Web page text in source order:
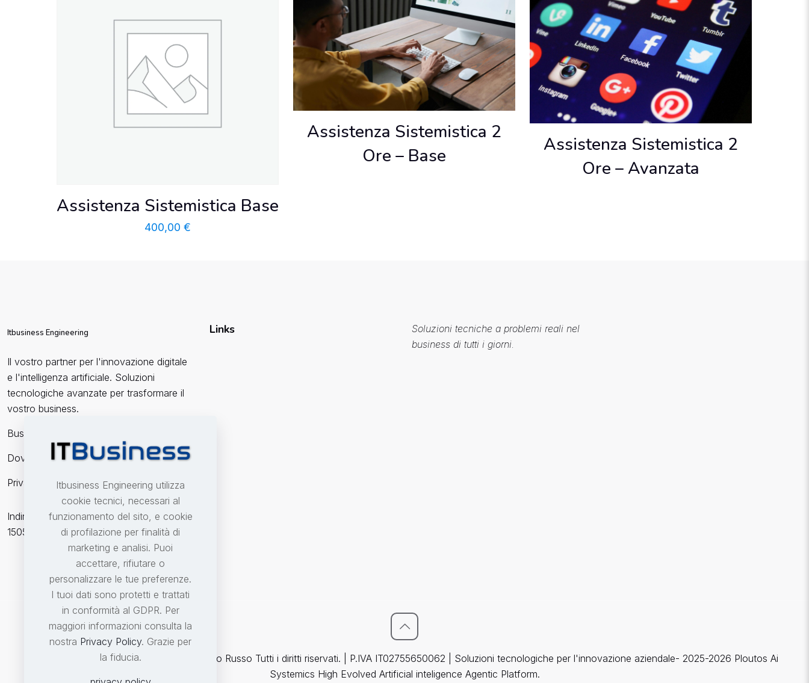
Assistenza Sistemistica Base
400,00 €
Assistenza Sistemistica 2
Ore – Base
Assistenza Sistemistica 2
Ore – Avanzata
Itbusiness Engineering
Il vostro partner per l'innovazione digitale
e l'intelligenza artificiale. Soluzioni
tecnologiche avanzate per trasformare il
vostro business.
Business Partner
Dove Siamo
Privacy
Indirizzo: Corso della Repubblica n.40
15057 Tortona (AL) - Italia
Links
Soluzioni tecniche a problemi reali nel
business di tutti i giorni.
© 2000-2026 Itbusiness Engineering. Mario Russo Tutti i diritti riservati. | P.IVA IT02755650062 | Soluzioni tecnologiche per l'innovazione aziendale- 2025-2026 Ploutos Ai
Systemics High Evolved Artificial inteligence Agentic Platform.
Itbusiness Engineering utilizza
cookie tecnici, necessari al
funzionamento del sito, e cookie
di profilazione per finalità di
marketing e analisi. Puoi
accettare, rifiutare o
personalizzare le tue preferenze.
I tuoi dati sono protetti e trattati
in conformità al GDPR. Per
maggiori informazioni consulta la
nostra Privacy Policy. Grazie per
la fiducia.